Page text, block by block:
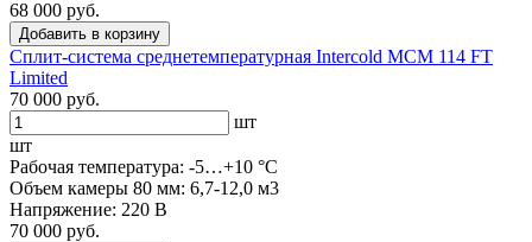
68 000 руб.
Добавить в корзину
Сплит-система среднетемпературная Intercold MCM 114 FT
Limited
70 000 руб.
шт
шт
Рабочая температура: -5…+10 °C
Объем камеры 80 мм: 6,7-12,0 м3
Напряжение: 220 В
70 000 руб.